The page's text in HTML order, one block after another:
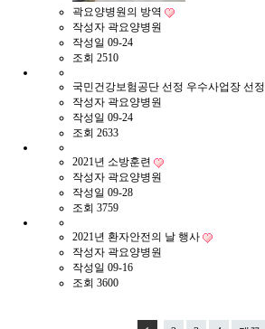
곽요양병원의 방역
작성자 곽요양병원
작성일 09-24
조회 2510
국민건강보험공단 선정 우수사업장 선정
작성자 곽요양병원
작성일 09-24
조회 2633
2021년 소방훈련
작성자 곽요양병원
작성일 09-28
조회 3759
2021년 환자안전의 날 행사
작성자 곽요양병원
작성일 09-16
조회 3600